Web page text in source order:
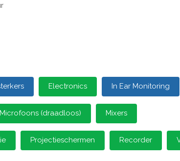
Electronics In Ear Monitoring
Microfoons (draadloos) Mixers
Projectieschermen Recorder